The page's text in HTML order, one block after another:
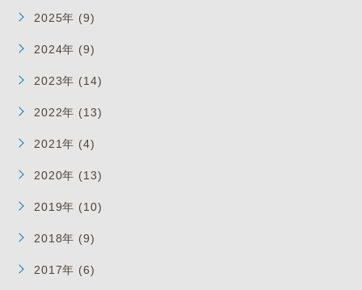
2025年 (9)
2024年 (9)
2023年 (14)
2022年 (13)
2021年 (4)
2020年 (13)
2019年 (10)
2018年 (9)
2017年 (6)